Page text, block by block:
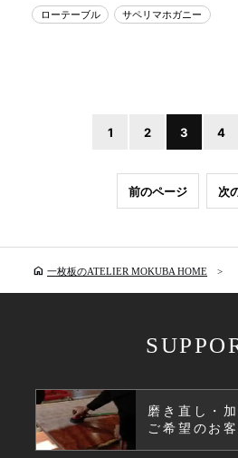
ローテーブル サペリマホガニー
前のページ
1 2 3 4
次
home 一枚板のATELIER MOKUBA HOME
磨き直し・
ご希望のお